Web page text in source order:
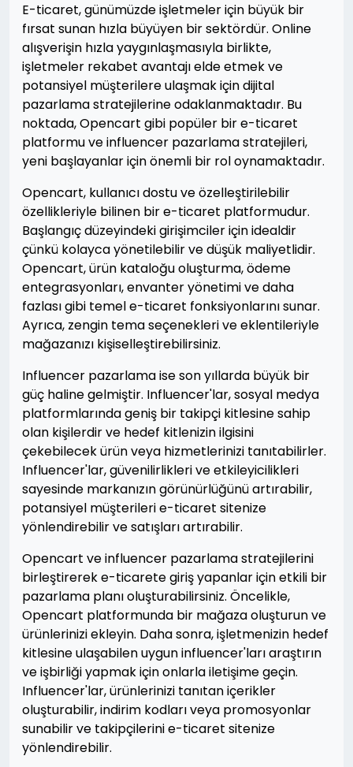
E-ticaret, günümüzde işletmeler için büyük bir
fırsat sunan hızla büyüyen bir sektördür. Online
alışverişin hızla yaygınlaşmasıyla birlikte,
işletmeler rekabet avantajı elde etmek ve
potansiyel müşterilere ulaşmak için dijital
pazarlama stratejilerine odaklanmaktadır. Bu
noktada, Opencart gibi popüler bir e-ticaret
platformu ve influencer pazarlama stratejileri,
yeni başlayanlar için önemli bir rol oynamaktadır.
Opencart, kullanıcı dostu ve özelleştirilebilir
özellikleriyle bilinen bir e-ticaret platformudur.
Başlangıç düzeyindeki girişimciler için idealdir
çünkü kolayca yönetilebilir ve düşük maliyetlidir.
Opencart, ürün kataloğu oluşturma, ödeme
entegrasyonları, envanter yönetimi ve daha
fazlası gibi temel e-ticaret fonksiyonlarını sunar.
Ayrıca, zengin tema seçenekleri ve eklentileriyle
mağazanızı kişiselleştirebilirsiniz.
Influencer pazarlama ise son yıllarda büyük bir
güç haline gelmiştir. Influencer'lar, sosyal medya
platformlarında geniş bir takipçi kitlesine sahip
olan kişilerdir ve hedef kitlenizin ilgisini
çekebilecek ürün veya hizmetlerinizi tanıtabilirler.
Influencer'lar, güvenilirlikleri ve etkileyicilikleri
sayesinde markanızın görünürlüğünü artırabilir,
potansiyel müşterileri e-ticaret sitenize
yönlendirebilir ve satışları artırabilir.
Opencart ve influencer pazarlama stratejilerini
birleştirerek e-ticarete giriş yapanlar için etkili bir
pazarlama planı oluşturabilirsiniz. Öncelikle,
Opencart platformunda bir mağaza oluşturun ve
ürünlerinizi ekleyin. Daha sonra, işletmenizin hedef
kitlesine ulaşabilen uygun influencer'ları araştırın
ve işbirliği yapmak için onlarla iletişime geçin.
Influencer'lar, ürünlerinizi tanıtan içerikler
oluşturabilir, indirim kodları veya promosyonlar
sunabilir ve takipçilerini e-ticaret sitenize
yönlendirebilir.